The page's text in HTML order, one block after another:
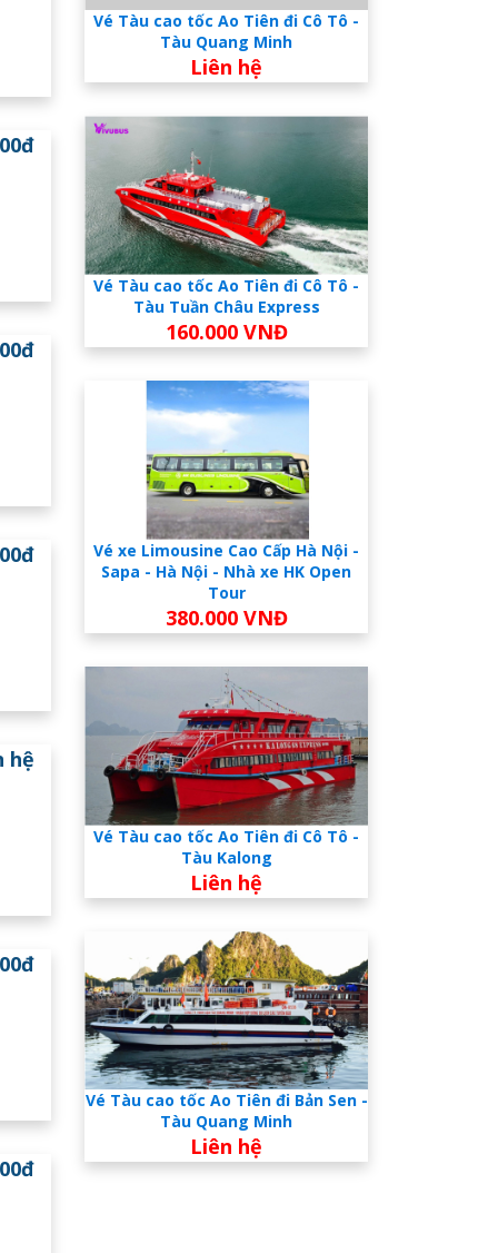
hệ
Vé Tàu cao tốc Ao Tiên đi Cô Tô -
Tàu Quang Minh
Liên hệ
Vé Tàu cao tốc Ao Tiên đi Cô Tô -
Tàu Tuần Châu Express
160.000 VNĐ
Vé xe Limousine Cao Cấp Hà Nội -
Sapa - Hà Nội - Nhà xe HK Open
Tour
380.000 VNĐ
Vé Tàu cao tốc Ao Tiên đi Cô Tô -
Tàu Kalong
Liên hệ
Vé Tàu cao tốc Ao Tiên đi Bản Sen -
Tàu Quang Minh
Liên hệ